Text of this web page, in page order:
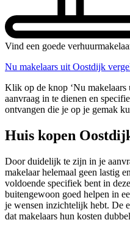
Vind een goede
Nu makelaars uit Oostdijk
Klik op de knop ‘Nu
aanvraag in te dienen en
ontvangen die je op je gemak
Huis kopen
Door duidelijk te zijn in je
makelaar helemaal geen lastig
voldoende specifiek bent in
buitengewoon goed helpen in
je wensen inzichtelijk hebt. De
dat makelaars hun kosten